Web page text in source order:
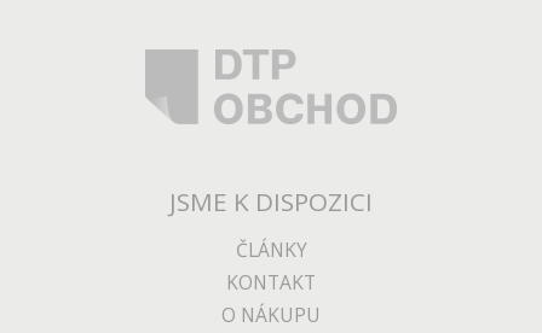
JSME K DISPOZICI
ČLÁNKY
KONTAKT
O NÁKUPU